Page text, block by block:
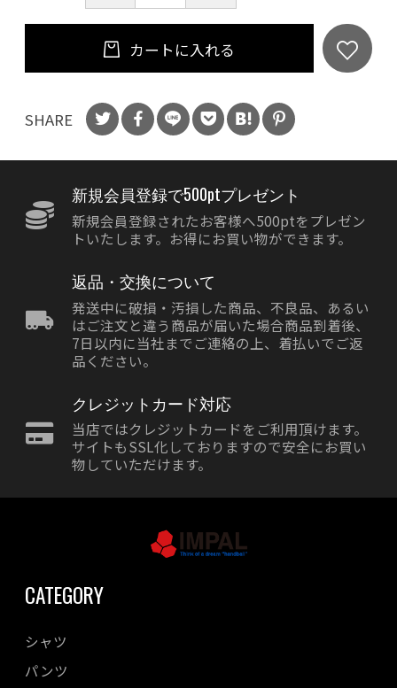
カートに入れる
SHARE
新規会員登録で500ptプレゼント
新規会員登録されたお客様へ500ptをプレゼン
トいたします。お得にお買い物ができます。
返品・交換について
発送中に破損・汚損した商品、不良品、あるい
はご注文と違う商品が届いた場合商品到着後、
7日以内に当社までご連絡の上、着払いでご返
品ください。
クレジットカード対応
当店ではクレジットカードをご利用頂けます。
サイトもSSL化しておりますので安全にお買い
物していただけます。
CATEGORY
シャツ
パンツ